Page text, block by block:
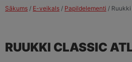
Sākums / E-veikals / Papildelementi /
RUUKKI CLASSIC